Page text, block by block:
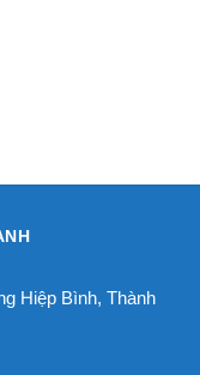
Hiệp Bình, Thành